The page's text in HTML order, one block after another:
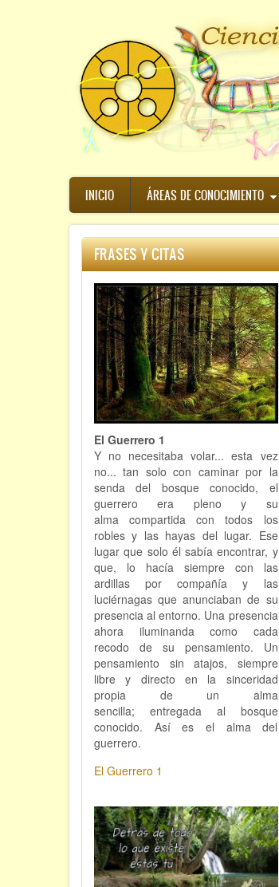
Navegación
principal
INICIO ÁREAS DE CONOCIMIENTO
FRASES Y CITAS
El Guerrero 1
Y no necesitaba volar... esta vez
no... tan solo con caminar por la
senda del bosque conocido, el
guerrero era pleno y su
alma compartida con todos los
robles y las hayas del lugar. Ese
lugar que solo él sabía encontrar, y
que, lo hacía siempre con las
ardillas por compañía y las
luciérnagas que anunciaban de su
presencia al entorno. Una presencia
ahora iluminanda como cada
recodo de su pensamiento. Un
pensamiento sin atajos, siempre
libre y directo en la sinceridad
propia de un alma
sencilla; entregada al bosque
conocido. Así es el alma del
guerrero.
El Guerrero 1